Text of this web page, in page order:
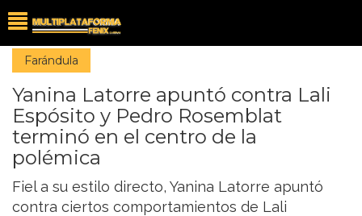
Farándula
Yanina Latorre apuntó contra Lali
Espósito y Pedro Rosemblat
terminó en el centro de la
polémica
Fiel a su estilo directo, Yanina Latorre apuntó
contra ciertos comportamientos de Lali